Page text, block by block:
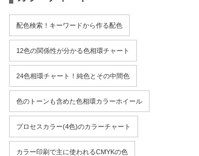
配色検索！キーワードから作る配色
12色の関係性が分かる色相環チャート
24色相環チャート！純色とその中間色
色のトーンも含めた色相環カラーホイール
プロセスカラー(4色)のカラーチャート
カラー印刷で主に使われるCMYKの色